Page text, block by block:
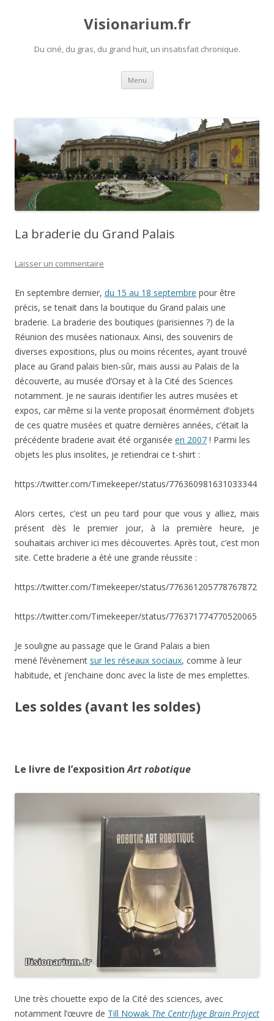
Visionarium.fr
Du ciné, du gras, du grand huit, un insatisfait chronique.
Menu Aller
contenu
La braderie du Grand Palais
Laisser un commentaire
En septembre dernier, du 15 au 18 septembre pour être
précis, se tenait dans la boutique du Grand palais une
braderie. La braderie des boutiques (parisiennes ?) de la
Réunion des musées nationaux. Ainsi, des souvenirs de
diverses expositions, plus ou moins récentes, ayant trouvé
place au Grand palais bien-sûr, mais aussi au Palais de la
découverte, au musée d’Orsay et à la Cité des Sciences
notamment. Je ne saurais identifier les autres musées et
expos, car même si la vente proposait énormément d’objets
de ces quatre musées et quatre dernières années, c’était la
précédente braderie avait été organisée en 2007 ! Parmi les
objets les plus insolites, je retiendrai ce t-shirt :
https://twitter.com/Timekeeper/status/776360981631033344
Alors certes, c’est un peu tard pour que vous y alliez, mais
présent dès le premier jour, à la première heure, je
souhaitais archiver ici mes découvertes. Après tout, c’est mon
site. Cette braderie a été une grande réussite :
https://twitter.com/Timekeeper/status/776361205778767872
https://twitter.com/Timekeeper/status/776371774770520065
Je souligne au passage que le Grand Palais a bien
mené l’évènement sur les réseaux sociaux, comme à leur
habitude, et j’enchaine donc avec la liste de mes emplettes.
Les soldes (avant les soldes)
Le livre de l’expositionArt robotique
Une très chouette expo de la Cité des sciences, avec
notamment l’œuvre de Till Nowak The Centrifuge Brain Project